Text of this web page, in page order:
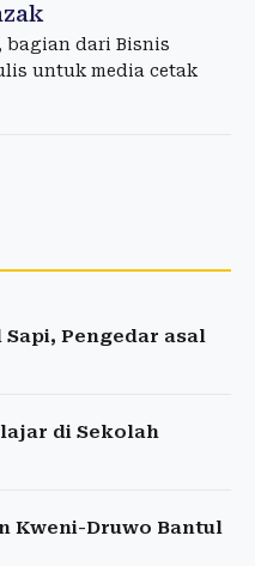
dari Bisnis
untuk media cetak
Sapi, Pengedar asal
di Sekolah
Kweni-Druwo Bantul